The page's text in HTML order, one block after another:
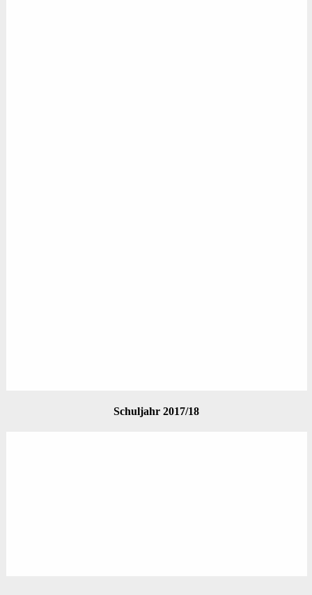
Schuljahr 2017/18